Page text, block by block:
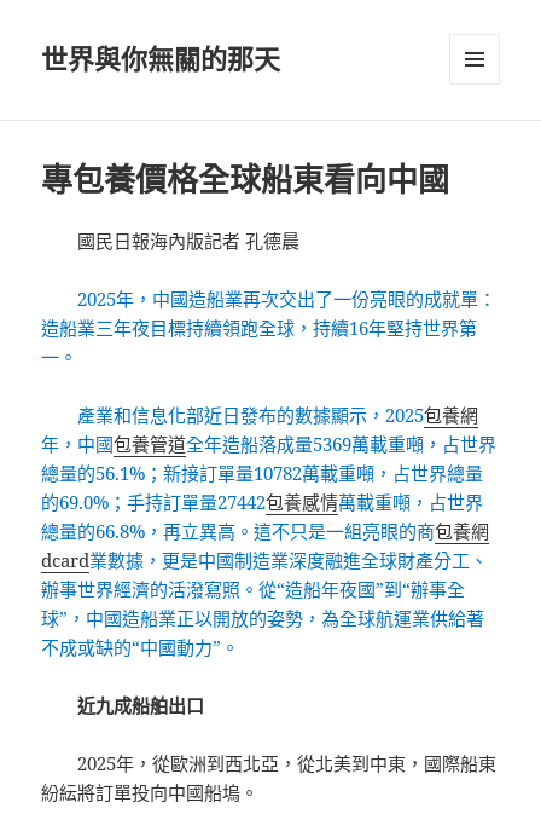
世界與你無關的那天
專包養價格全球船東看向中國
國民日報海內版記者 孔德晨
2025年，中國造船業再次交出了一份亮眼的成就單：
造船業三年夜目標持續領跑全球，持續16年堅持世界第
一。
產業和信息化部近日發布的數據顯示，2025包養網
年，中國包養管道全年造船落成量5369萬載重噸，占世界
總量的56.1%；新接訂單量10782萬載重噸，占世界總量
的69.0%；手持訂單量27442包養感情萬載重噸，占世界
總量的66.8%，再立異高。這不只是一組亮眼的商包養網
dcard業數據，更是中國制造業深度融進全球財產分工、
辦事世界經濟的活潑寫照。從“造船年夜國”到“辦事全
球”，中國造船業正以開放的姿勢，為全球航運業供給著
不成或缺的“中國動力”。
近九成船舶出口
2025年，從歐洲到西北亞，從北美到中東，國際船東
紛紜將訂單投向中國船塢。